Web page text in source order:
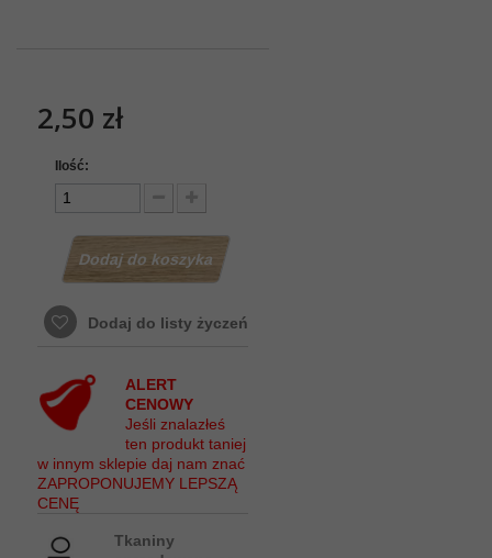
2,50 zł
Ilość:
Dodaj do koszyka
Dodaj do listy życzeń
ALERT
CENOWY
Jeśli znalazłeś
ten produkt taniej
w innym sklepie daj nam znać
ZAPROPONUJEMY LEPSZĄ
CENĘ
Tkaniny